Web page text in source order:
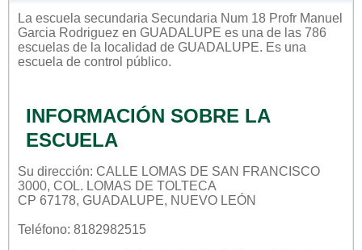
La escuela secundaria Secundaria Num 18 Profr Manuel
Garcia Rodriguez en GUADALUPE es una de las 786
escuelas de la localidad de GUADALUPE. Es una
escuela de control público.
INFORMACIÓN SOBRE LA
ESCUELA
Su dirección: CALLE LOMAS DE SAN FRANCISCO
3000, COL. LOMAS DE TOLTECA
CP 67178, GUADALUPE, NUEVO LEÓN
Teléfono: 8182982515